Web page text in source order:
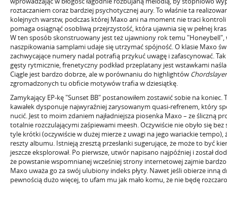
roztaczaniem coraz bardziej psychotycznej aury. To właśnie ta
kolejnych warstw, podczas której Maxo ani na moment nie traci
pomaga osiągnąć osobliwą przejrzystość, która ujawnia się w pełnej
W ten sposób skonstruowany jest też ujawniony rok temu "Honeybell",
naszpikowania samplami udaje się utrzymać spójność. O klasie Maxo
zachwycające numery nadal potrafią przykuć uwagę i zafascynować.
gęsty rytmicznie, frenetyczny podkład przeplatany jest wstawkami
Ciągle jest bardzo dobrze, ale w porównaniu do highlightów
zgromadzonych tu obficie motywów trafia w dziesiątkę.
Zamykający EP-kę "Sunset BB" postanowiłem zostawić sobie na koniec.
kawałek dysponuje najwyraźniej zarysowanym quasi-refrenem, który
nucić. Jest to moim zdaniem najładniejsza piosenka Maxo – ze śliczną
totalnie rozczulającymi zaśpiewami meesh. Oczywiście nie obyło się
tyle krótki (oczywiście w dużej mierze z uwagi na jego wariackie tempo),
reszty albumu. Istnieją zresztą przesłanki sugerujące, że może to być
jeszcze eksplorował. Po pierwsze, utwór napisano najpóźniej i został
że powstanie wspomnianej wcześniej strony internetowej zajmie
Maxo uważa go za swój ulubiony indeks płyty. Nawet jeśli obierze inną
pewnością dużo więcej, to ufam mu jak mało komu, że nie będę